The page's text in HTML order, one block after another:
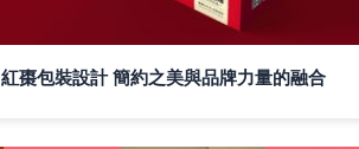
紅棗包裝設計 簡約之美與品牌力量的融合